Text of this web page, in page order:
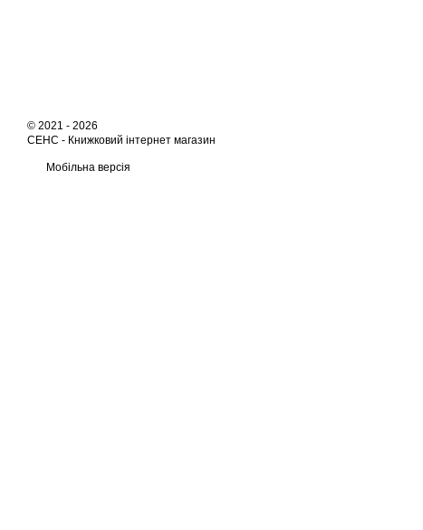
© 2021 - 2026
СЕНС - Книжковий інтернет магазин
Мобільна версія